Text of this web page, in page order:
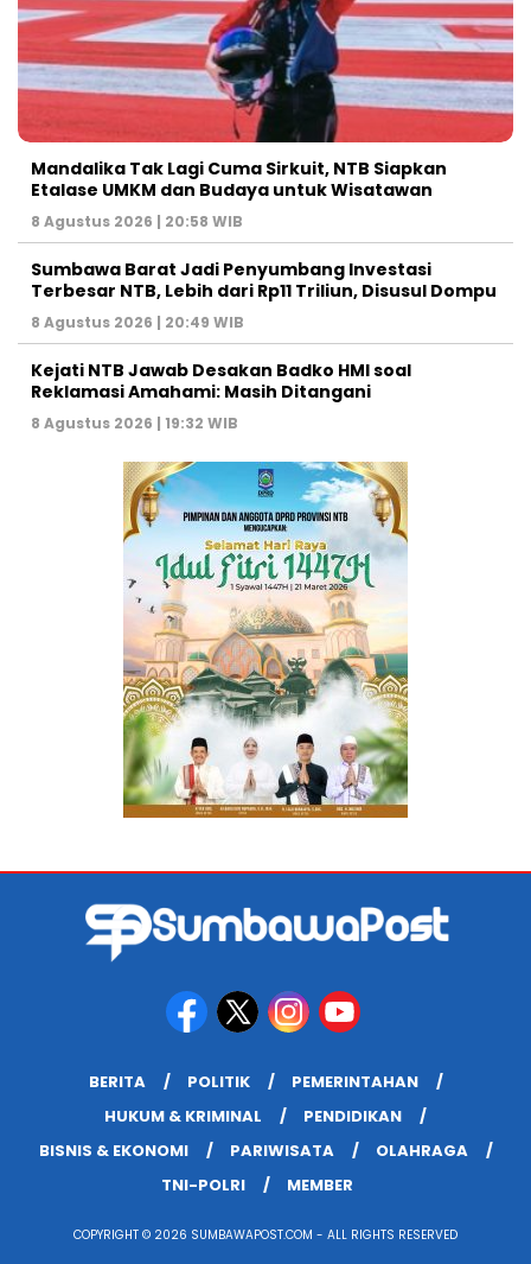
Mandalika Tak Lagi Cuma Sirkuit, NTB Siapkan
Etalase UMKM dan Budaya untuk Wisatawan
8 Agustus 2026 | 20:58 WIB
Sumbawa Barat Jadi Penyumbang Investasi
Terbesar NTB, Lebih dari Rp11 Triliun, Disusul Dompu
8 Agustus 2026 | 20:49 WIB
Kejati NTB Jawab Desakan Badko HMI soal
Reklamasi Amahami: Masih Ditangani
8 Agustus 2026 | 19:32 WIB
BERITA POLITIK
PEMERINTAHAN
HUKUM & KRIMINAL
PENDIDIKAN
BISNIS & EKONOMI
PARIWISATA
OLAHRAGA
TNI-POLRI
MEMBER
COPYRIGHT © 2026 SUMBAWAPOST.COM - ALL RIGHTS RESERVED